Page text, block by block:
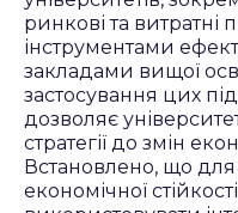
ринкові та витратні
інструментами
закладами вищої
застосування цих
дозволяє
стратегії до змін
Встановлено, що
економічної